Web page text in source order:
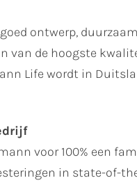
ontwerp,
van de hoogste
Life wordt in
voor 100% een
in state-of-